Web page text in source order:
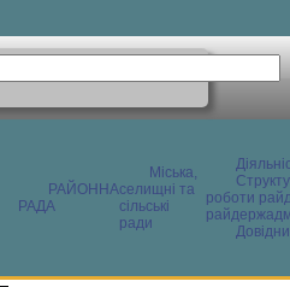
РАЙОННА
РАДА
Міська,
селищні та
сільські
ради
роботи